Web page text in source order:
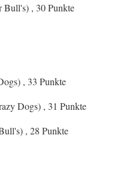
Bull's) , 30 Punkte
, 33 Punkte
Dogs) , 31 Punkte
, 28 Punkte